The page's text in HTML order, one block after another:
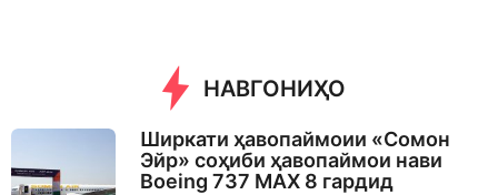
НАВГОНИҲО
Ширкати ҳавопаймоии «Сомон
Эйр» соҳиби ҳавопаймои нави
Boeing 737 MAX 8 гардид